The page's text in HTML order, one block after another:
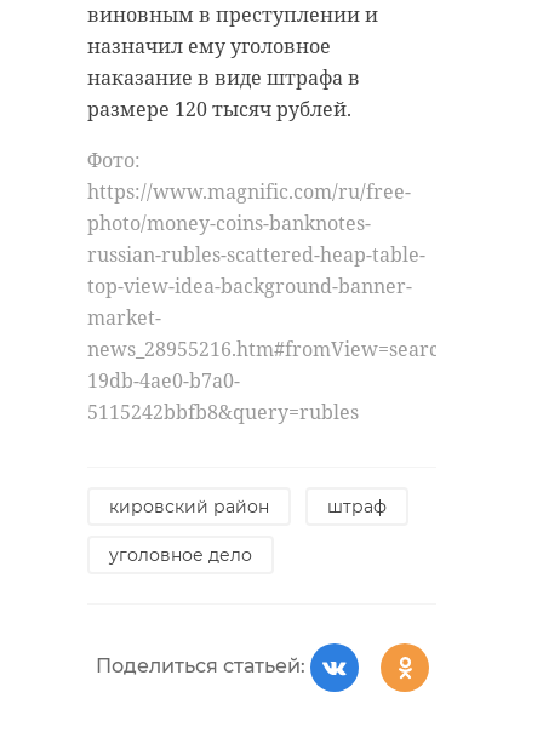
виновным в преступлении и
назначил ему уголовное
наказание в виде штрафа в
размере 120 тысяч рублей.
Фото:
https://www.magnific.com/ru/free-
photo/money-coins-banknotes-
russian-rubles-scattered-heap-table-
top-view-idea-background-banner-
market-
19db-4ae0-b7a0-
5115242bbfb8&query=rubles
кировский район штраф
уголовное дело
Поделиться статьей: